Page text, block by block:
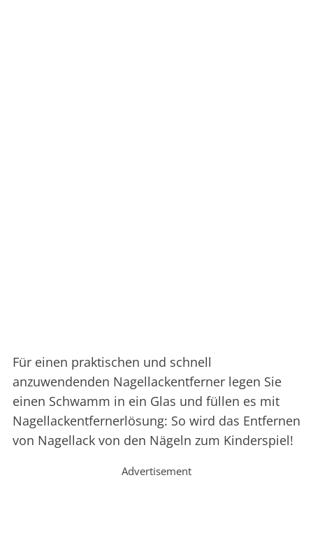
Für einen praktischen und schnell
anzuwendenden Nagellackentferner legen Sie
einen Schwamm in ein Glas und füllen es mit
Nagellackentfernerlösung: So wird das Entfernen
von Nagellack von den Nägeln zum Kinderspiel!
Advertisement